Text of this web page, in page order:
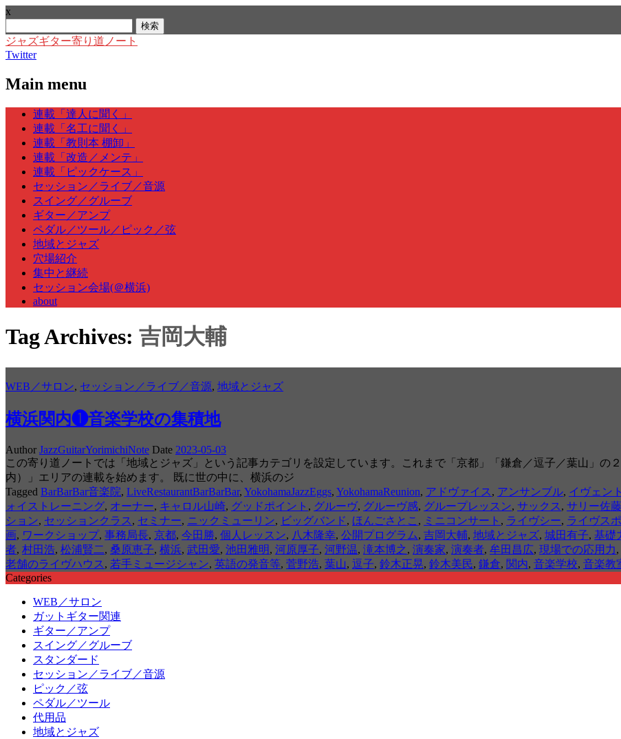
x
索:
ジャズギター寄り道ノート
Twitter
Main menu
Skip
content
連載「達人に聞く」
連載「名工に聞く」
連載「教則本 棚卸」
連載「改造／メンテ」
連載「ピックケース」
セッション／ライブ／音源
スイング／グルーブ
ギター／アンプ
ペダル／ツール／ピック／弦
地域とジャズ
穴場紹介
集中と継続
セッション会場(＠横浜)
about
Tag Archives: 吉岡大輔
WEB／サロン, セッション／ライブ／音源, 地域とジャズ
横浜関内❶音楽学校の集積地
Author JazzGuitarYorimichiNote Date 2023-05-03
この寄り道ノートでは「地域とジャズ」という記事カテゴリを設定しています。これまで「京都」「鎌倉／逗子／葉山」の
内）」エリアの連載を始めます。 既に世の中に、横浜のジ
Tagged BarBarBar音楽院, LiveRestaurantBarBarBar, YokohamaJazzEggs, YokohamaReunion, アドヴァイス , アンサンブル, イヴェント
ォイストレーニング, オーナー, キャロル山崎, グッドポイント , グルーヴ, グルーヴ感, グループレッスン, サックス , サリー佐藤
ション, セッションクラス , セミナー, ニックミューリン, ビッグバンド, ほんごさとこ , ミニコンサート , ライヴシー, ライヴス
画, ワークショップ, 事務局長, 京都, 今田勝, 個人レッスン, 八木隆幸, 公開プログラム, 吉岡大輔, 地域とジャズ, 城田有子, 基礎
者, 村田浩, 松浦賢二, 桑原恵子, 横浜, 武田愛, 池田雅明, 河原厚子, 河野温, 滝本博之, 演奏家, 演奏者, 牟田昌広, 現場での応用力,
老舗のライヴハウス , 若手ミュージシャン, 英語の発音等, 菅野浩, 葉山, 逗子, 鈴木正晃, 鈴木美民, 鎌倉, 関内, 音楽学校, 音楽教
Categories
WEB／サロン
ガットギター関連
ギター／アンプ
スイング／グルーブ
スタンダード
セッション／ライブ／音源
ピック／弦
ペダル／ツール
代用品
地域とジャズ